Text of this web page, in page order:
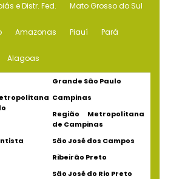
e Distr. Fed. Mato Grosso do Sul
Amazonas Piauí Pará
Alagoas
Grande São Paulo
Campinas
Região Metropolitana
de Campinas
São José dos Campos
Ribeirão Preto
São José do Rio Preto